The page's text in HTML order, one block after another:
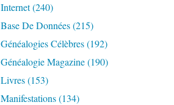
Internet(240)
Base De Données(215)
Généalogies Célèbres(192)
Généalogie Magazine(190)
Livres(153)
Manifestations(134)